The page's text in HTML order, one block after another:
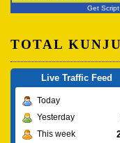
Get Script
TOTAL
Live Traffic Feed
Today
Yesterday
This week